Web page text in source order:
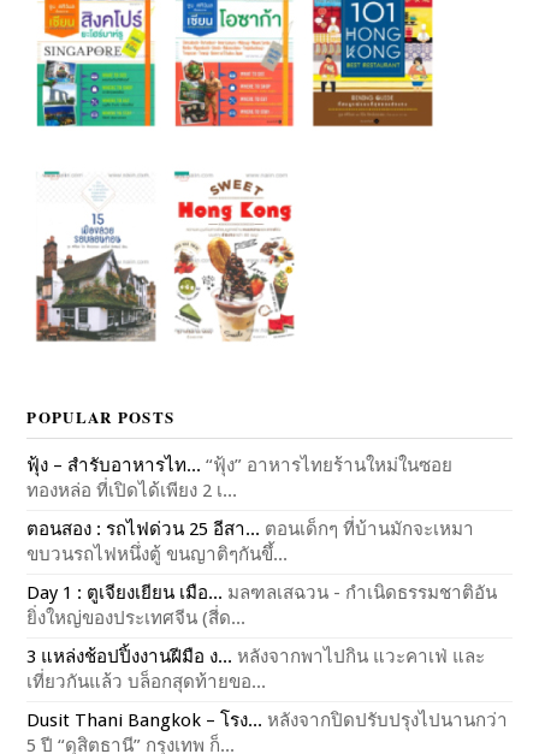
POPULAR POSTS
ฟุ้ง – สำรับอาหารไท... “ฟุ้ง” อาหารไทยร้านใหม่ในซอย
ทองหล่อ ที่เปิดได้เพียง 2 เ...
ตอนสอง : รถไฟด่วน 25 อีสา... ตอนเด็กๆ ที่บ้านมักจะเหมา
ขบวนรถไฟหนึ่งตู้ ขนญาติๆกันขึ้...
Day 1 : ตูเจียงเยียน เมือ... มลฑลเสฉวน - กำเนิดธรรมชาติอัน
ยิ่งใหญ่ของประเทศจีน (สี่ด...
3 แหล่งช้อปปิ้งงานฝีมือ ง... หลังจากพาไปกิน แวะคาเฟ่ และ
เที่ยวกันแล้ว บล็อกสุดท้ายขอ...
Dusit Thani Bangkok – โรง... หลังจากปิดปรับปรุงไปนานกว่า
5 ปี “ดุสิตธานี” กรุงเทพ ก็...